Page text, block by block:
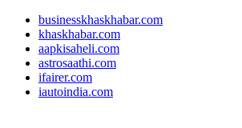
businesskhaskhabar.com
khaskhabar.com
aapkisaheli.com
astrosaathi.com
ifairer.com
iautoindia.com